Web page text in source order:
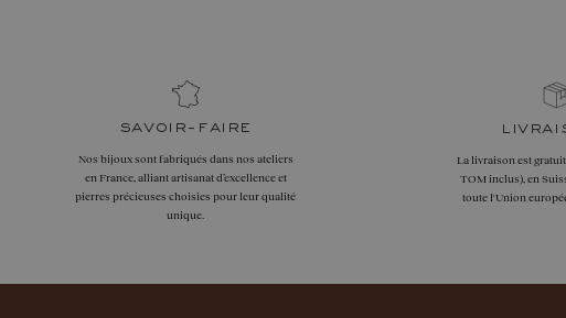
savoir-faire
Nos bijoux sont fabriqués dans nos ateliers
en France, alliant artisanat d’excellence et
pierres précieuses choisies pour leur qualité
unique.
La livraison est
TOM inclus), en
toute l'Union